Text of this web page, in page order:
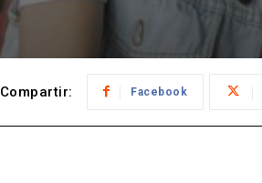
Compartir: Facebook